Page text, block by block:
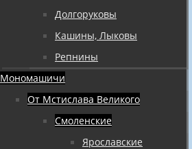
Долгоруковы
Кашины, Лыковы
Репнины
Мономашичи
От Мстислава Великого
Смоленские
Ярославские